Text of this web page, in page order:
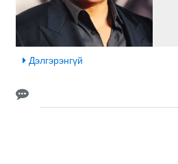
Дэлгэрэнгүй